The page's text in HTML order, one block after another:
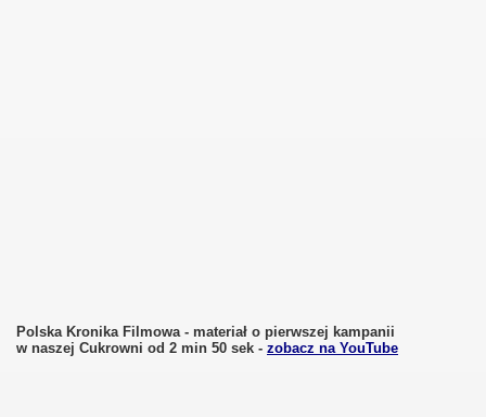
Polska Kronika Filmowa - materiał o pierwszej kampanii
w naszej Cukrowni od 2 min 50 sek - zobacz na YouTube